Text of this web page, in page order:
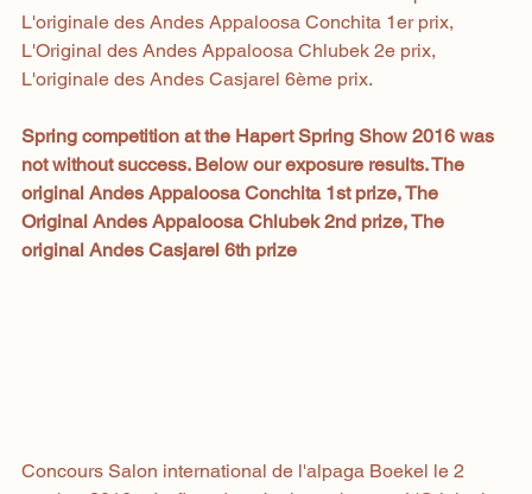
L'originale des Andes Appaloosa Conchita 1er prix,
L'Original des Andes Appaloosa Chlubek 2e prix,
L'originale des Andes Casjarel 6ème prix.
Spring competition at the Hapert Spring Show 2016 was
not without success. Below our exposure results. The
original Andes Appaloosa Conchita 1st prize, The
Original Andes Appaloosa Chlubek 2nd prize, The
original Andes Casjarel 6th prize
Concours Salon international de l'alpaga Boekel le 2